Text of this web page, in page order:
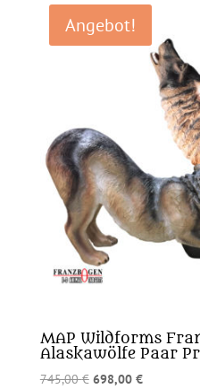
Angebot!
MAP Wildforms
Alaskawölfe Paar
745,00€ Ursprünglicher
698,00 €Aktueller